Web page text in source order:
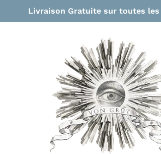
Livraison Gratuite sur toutes les